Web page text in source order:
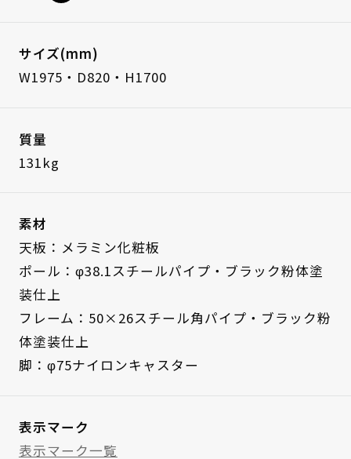
サイズ(mm)
W1975・D820・H1700
質量
131kg
素材
天板：メラミン化粧板
ポール：φ38.1スチールパイプ・ブラック粉体塗
装仕上
フレーム：50×26スチール角パイプ・ブラック粉
体塗装仕上
脚：φ75ナイロンキャスター
表示マーク
表示マーク一覧